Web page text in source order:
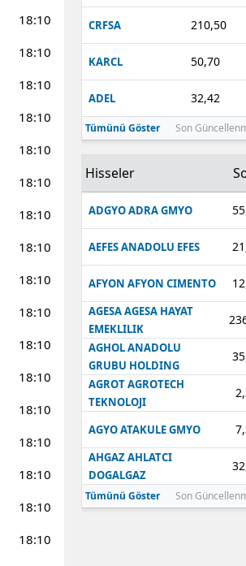
18:10
18:10
18:10
18:10
18:10
18:10
18:10
18:10
18:10
18:10
18:10
18:10
18:10
18:10
18:10
18:10
18:10
CRFSA 210,50
KARCL 50,70
ADEL 32,42
Tümünü Göster Son
Hisseler
ADGYO ADRA GMYO
AEFES ANADOLU EFES
AFYON AFYON CIMENTO
AGESA AGESA HAYAT
EMEKLILIK
AGHOL ANADOLU
GRUBU HOLDING
AGROT AGROTECH
TEKNOLOJI
AGYO ATAKULE GMYO
AHGAZ AHLATCI
DOGALGAZ
Tümünü Göster Son